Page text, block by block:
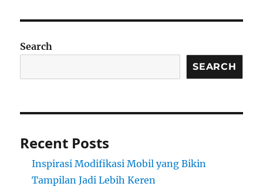
Search
SEARCH
Recent Posts
Inspirasi Modifikasi Mobil yang Bikin
Tampilan Jadi Lebih Keren